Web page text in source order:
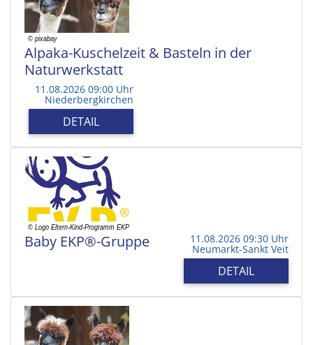
Alpaka-Kuschelzeit & Basteln in der
Naturwerkstatt
11.08.2026 09:00 Uhr
Niederbergkirchen
DETAIL
Baby EKP®-Gruppe 11.08.2026 09:30 Uhr
Neumarkt-Sankt Veit
DETAIL